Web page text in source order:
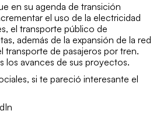
en su agenda de transición
el uso de la electricidad
el transporte público de
además de la expansión de la red
transporte de pasajeros por tren.
los avances de sus proyectos.
si te pareció interesante el